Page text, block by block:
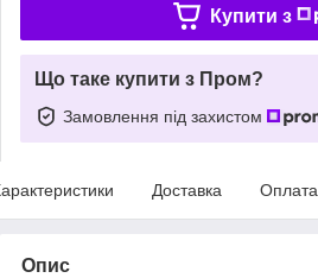
Купити з
Що таке купити з Пром?
Замовлення під захистом
Доставка Оплата
Опис